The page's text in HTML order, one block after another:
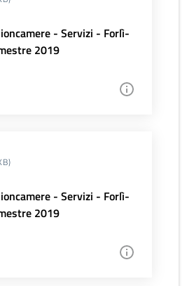
- Servizi - Forlì-
2019
- Servizi - Forlì-
2019